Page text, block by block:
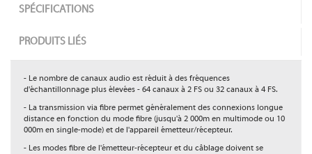
SPÉCIFICATIONS
PRODUITS LIÉS
- Le nombre de canaux audio est réduit à des fréquences
d'échantillonnage plus élevées - 64 canaux à 2 FS ou 32 canaux à 4 FS.
- La transmission via fibre permet généralement des connexions longue
distance en fonction du mode fibre (jusqu'à 2 000m en multimode ou 10
000m en single-mode) et de l'appareil émetteur/récepteur.
- Les modes fibre de l'émetteur-récepteur et du câblage doivent se